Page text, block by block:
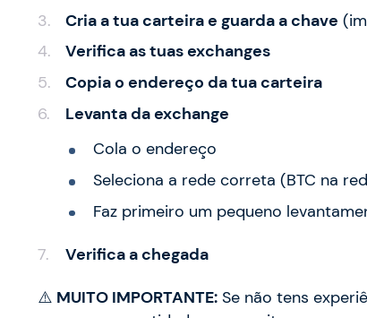
Cria a tua carteira e guarda a chave
Verifica as tuas exchanges
Copia o endereço da tua carteira
Levanta da exchange
Cola o endereço
Seleciona a rede correta (BTC na
Faz primeiro um pequeno
Verifica a chegada
⚠️ MUITO IMPORTANTE: Se não tens